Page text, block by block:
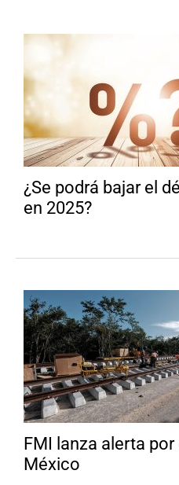
¿Se podrá bajar el
en 2025?
FMI lanza alerta
México